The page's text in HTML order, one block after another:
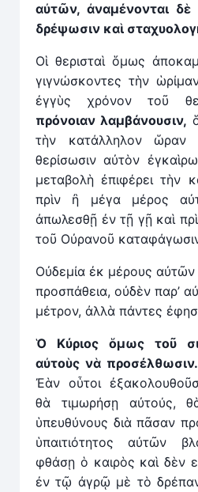
αὐτῶν, ἀναμένονται δὲ
δρέψωσιν καὶ
Οἱ θερισταὶ ὅμως
γιγνώσκοντες τὴν
ἐγγὺς χρόνον τοῦ
πρόνοιαν λαμβάνουσιν,
τὴν κατάλληλον
θερίσωσιν αὐτὸν
μεταβολὴ ἐπιφέρει τὴν
πρὶν ἢ μέγα μέρος
ἀπωλεσθῇ ἐν τῇ γῇ καὶ
τοῦ Οὐρανοῦ
Οὐδεμία ἐκ μέρους αὐτῶν
προσπάθεια, οὐδὲν παρ’
μέτρον, ἀλλὰ πάντες
Ὁ Κύριος ὅμως τοῦ
αὐτοὺς νὰπροσέλθωσιν.
Ἐὰν οὗτοι
θὰ τιμωρήσῃ αὐτούς,
ὑπευθύνους διὰ πᾶσαν
ὑπαιτιότητος αὐτῶν
φθάσῃ ὁ καιρὸς καὶ δὲν
ἐν τῷ ἀγρῷ μὲ τὸ